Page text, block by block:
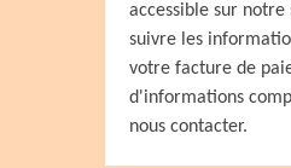
accessible sur notre
suivre les
votre facture de
d'informations
nous contacter.